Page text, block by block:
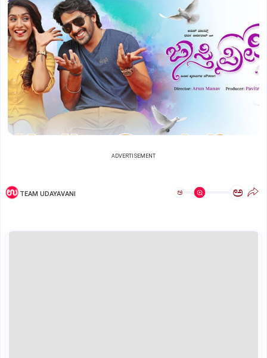
ADVERTISEMENT
TEAM UDAYAVANI ಅ ಅ